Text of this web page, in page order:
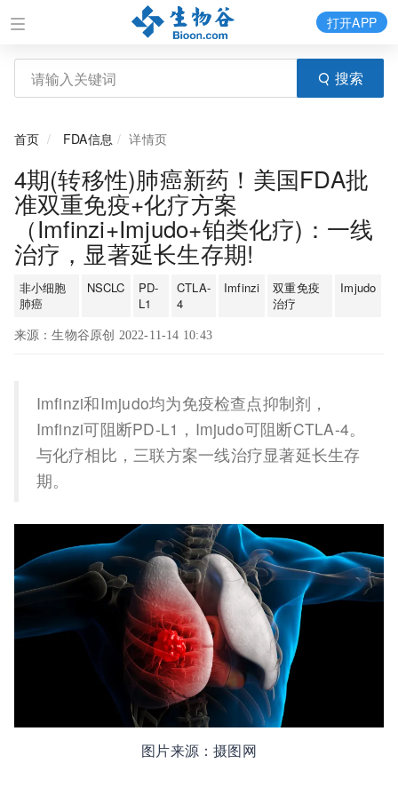
搜索
打开APP
首页 FDA信息 详情页
4期(转移性)肺癌新药！美国FDA批
准双重免疫+化疗方案
（Imfinzi+Imjudo+铂类化疗)：一线
治疗，显著延长生存期!
非小细胞
肺癌
NSCLC
PD-
L1
CTLA-
4
Imfinzi
双重免疫
治疗
Imjudo
来源：生物谷原创 2022-11-14 10:43
Imfinzi和Imjudo均为免疫检查点抑制剂，
Imfinzi可阻断PD-L1，Imjudo可阻断CTLA-4。
与化疗相比，三联方案一线治疗显著延长生存
期。
图片来源：摄图网